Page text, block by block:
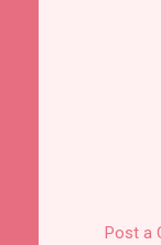
Post a